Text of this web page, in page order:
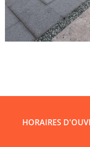
HORAIRES